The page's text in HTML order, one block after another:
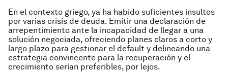
En el contexto griego, ya ha habido suficientes insultos
por varias crisis de deuda. Emitir una declaración de
arrepentimiento ante la incapacidad de llegar a una
solución negociada, ofreciendo planes claros a corto y
largo plazo para gestionar el default y delineando una
estrategia convincente para la recuperación y el
crecimiento serían preferibles, por lejos.